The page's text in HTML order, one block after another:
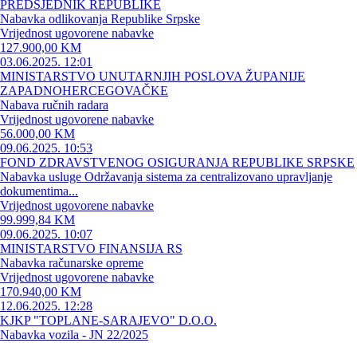
PREDSJEDNIK REPUBLIKE
Nabavka odlikovanja Republike Srpske
Vrijednost ugovorene nabavke
127.900,00 KM
03.06.2025. 12:01
MINISTARSTVO UNUTARNJIH POSLOVA ŽUPANIJE
ZAPADNOHERCEGOVAČKE
Nabava ručnih radara
Vrijednost ugovorene nabavke
56.000,00 KM
09.06.2025. 10:53
FOND ZDRAVSTVENOG OSIGURANJA REPUBLIKE SRPSKE
Nabavka usluge Održavanja sistema za centralizovano upravljanje
dokumentima...
Vrijednost ugovorene nabavke
99.999,84 KM
09.06.2025. 10:07
MINISTARSTVO FINANSIJA RS
Nabavka računarske opreme
Vrijednost ugovorene nabavke
170.940,00 KM
12.06.2025. 12:28
KJKP "TOPLANE-SARAJEVO" D.O.O.
Nabavka vozila - JN 22/2025